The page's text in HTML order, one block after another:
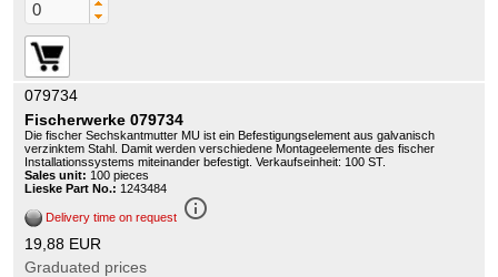
079734
Fischerwerke 079734
Die fischer Sechskantmutter MU ist ein Befestigungselement aus galvanisch
verzinktem Stahl. Damit werden verschiedene Montageelemente des fischer
Installationssystems miteinander befestigt. Verkaufseinheit: 100 ST.
Sales unit: 100 pieces
Lieske Part No.: 1243484
Delivery time on request info_outline
19,88 EUR
Graduated prices